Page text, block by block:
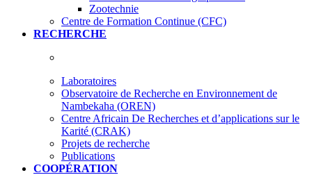
Zootechnie
Centre de Formation Continue (CFC)
RECHERCHE
Laboratoires
Observatoire de Recherche en Environnement de
Nambekaha (OREN)
Centre Africain De Recherches et d’applications sur le
Karité (CRAK)
Projets de recherche
Publications
COOPÉRATION